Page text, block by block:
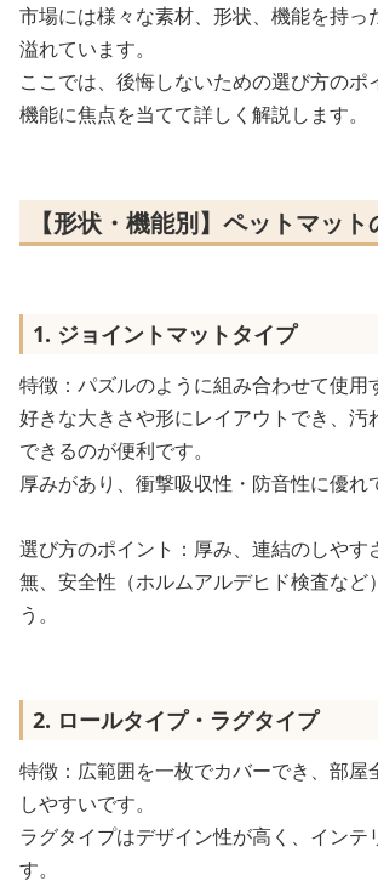
市場には様々な素材、形状、機能を持っ
溢れています。
ここでは、後悔しないための選び方のポ
機能に焦点を当てて詳しく解説します。
【形状・機能別】ペットマッ
1. ジョイントマットタイプ
特徴：パズルのように組み合わせて使用
好きな大きさや形にレイアウトでき、汚
できるのが便利です。
厚みがあり、衝撃吸収性・防音性に優れ
選び方のポイント：厚み、連結のしやす
無、安全性（ホルムアルデヒド検査など
う。
2. ロールタイプ・ラグタイプ
特徴：広範囲を一枚でカバーでき、部屋
しやすいです。
ラグタイプはデザイン性が高く、インテ
す。